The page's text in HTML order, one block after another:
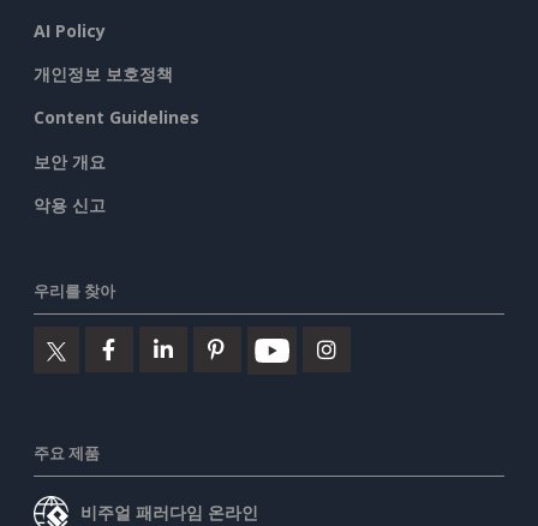
AI Policy
개인정보 보호정책
Content Guidelines
보안 개요
악용 신고
우리를 찾아
주요 제품
비주얼 패러다임 온라인